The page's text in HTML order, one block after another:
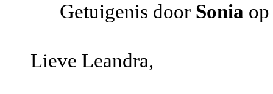
Getuigenis door Sonia
Lieve Leandra,